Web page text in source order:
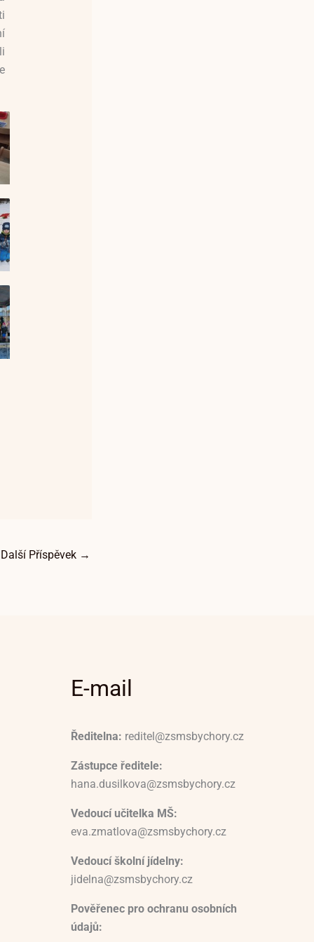
Další Příspěvek →
E-mail
Ředitelna: reditel@zsmsbychory.cz
Zástupce ředitele:
hana.dusilkova@zsmsbychory.cz
Vedoucí učitelka MŠ:
eva.zmatlova@zsmsbychory.cz
Vedoucí školní jídelny:
jidelna@zsmsbychory.cz
Pověřenec pro ochranu osobních
údajů: